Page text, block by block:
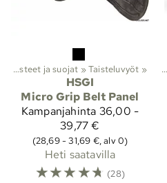
Taisteluvarusteet ja suojat ‪»Taisteluvyöt ‪»
HSGI
Micro Grip Belt Panel
Kampanjahinta 36,00 -
39,77 €
(28,69 - 31,69 €, alv 0)
Heti saatavilla
☆☆☆☆☆ (28)
ja suojat‪» Molle-taskut ‪»